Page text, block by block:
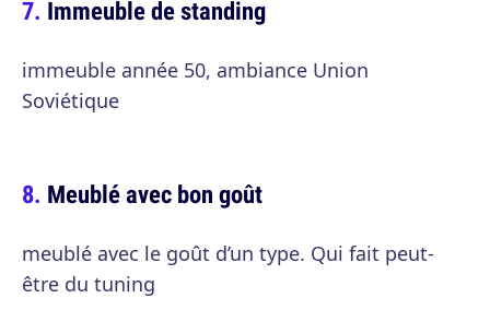
Immeuble de standing
immeuble année 50, ambiance Union
Soviétique
Meublé avec bon goût
meublé avec le goût d’un type. Qui fait peut-
être du tuning